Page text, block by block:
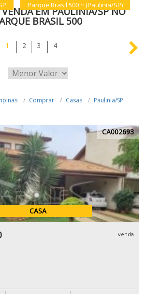
Parque Brasil 500 ~ (Paulinia/SP)
VENDA EM PAULINIA/SP NO
BRASIL 500
1 2 3 4
Comprar Casas
Paulinia/SP
CA002693
CASA
venda